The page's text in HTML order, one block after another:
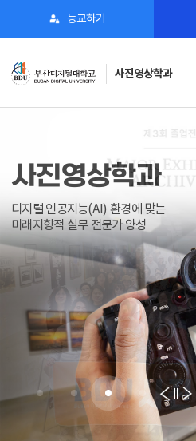
등교하기
사진영상학과
진
영
상
학
과
배
사진영상학과
사진, 영상, 미디어의 예술과 산업 현장에
최적화된 창의 융합형 인재 양성
사진영상학과
디지털 인공지능(AI) 환경에 맞는
미래지향적 실무 전문가 양성
사진, 영상, 미디어의 예술과 산업 현장에
최적화된 창의 융합형 인재 양성